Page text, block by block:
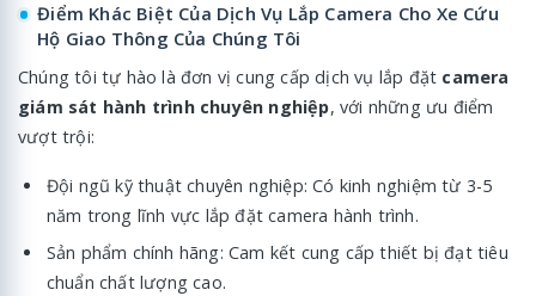
Điểm Khác Biệt Của Dịch Vụ Lắp Camera Cho Xe Cứu
Hộ Giao Thông Của Chúng Tôi
Chúng tôi tự hào là đơn vị cung cấp dịch vụ lắp đặt camera
giám sát hành trình chuyên nghiệp, với những ưu điểm
vượt trội:
Đội ngũ kỹ thuật chuyên nghiệp: Có kinh nghiệm từ 3-5
năm trong lĩnh vực lắp đặt camera hành trình.
Sản phẩm chính hãng: Cam kết cung cấp thiết bị đạt tiêu
chuẩn chất lượng cao.